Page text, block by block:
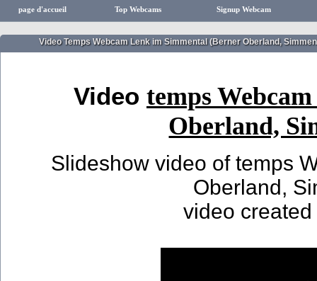
page d'accueil Top Webcams Signup Webcam
Video Temps Webcam Lenk im Simmental (Berner Oberland,
Video temps
Oberland,
Slideshow video of temps
Oberland,
video